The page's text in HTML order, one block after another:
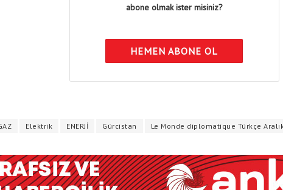
abone olmak ister misiniz?
HEMEN ABONE OL
Elektrik ENERJİ Gürcistan Le Monde diplomatique Türkçe